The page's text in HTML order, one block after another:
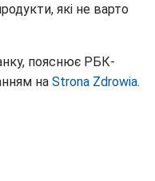
які не варто
пояснює РБК-
на Strona Zdrowia.